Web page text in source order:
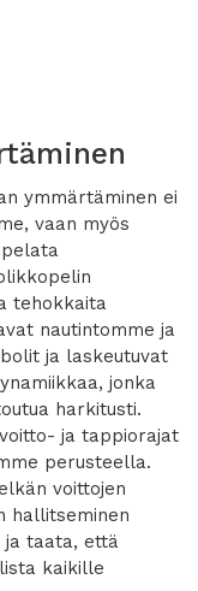
ymmärtäminen ei
vaan myös
tehokkaita
nautintomme ja
ja laskeutuvat
jonka
harkitusti.
ja tappiorajat
perusteella.
voittojen
hallitseminen
ja taata, että
kaikille